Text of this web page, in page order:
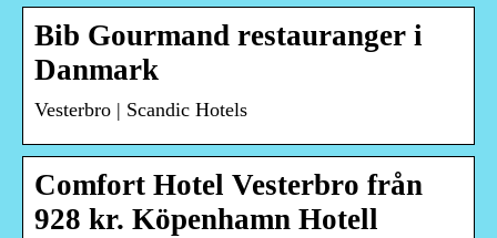
Bib Gourmand restauranger i
Danmark
Vesterbro | Scandic Hotels
Comfort Hotel Vesterbro från
928 kr. Köpenhamn Hotell